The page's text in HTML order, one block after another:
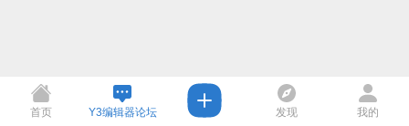
首页 Y3编辑器论坛 发现 我的